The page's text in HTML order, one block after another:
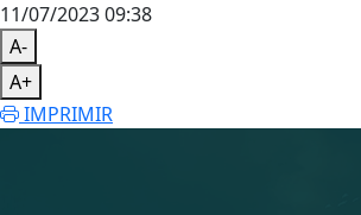
11/07/2023 09:38
A-
A+
IMPRIMIR